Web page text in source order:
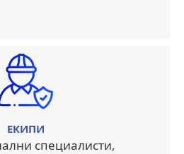
ЕКИПИ
специалисти,